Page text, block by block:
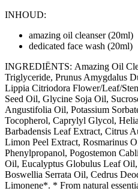
INHOUD:
amazing oil cleanser (20ml)
dedicated face wash (20ml)
INGREDIËNTS: Amazing Oil
Triglyceride, Prunus Amygdalus
Lippia Citriodora Flower/Leaf/
Seed Oil, Glycine Soja Oil,
Angustifolia Oil, Potassium
Tocopherol, Caprylyl Glycol,
Barbadensis Leaf Extract, Citrus
Limon Peel Extract, Rosmarinus
Phenylpropanol, Pogostemon
Oil, Eucalyptus Globulus Leaf
Boswellia Serrata Oil, Cedrus
Limonene*. * From natural